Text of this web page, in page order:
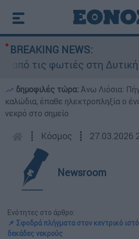
BREAKING NEWS:
φωτιές στη Δυτική
δημοφιλές τώρα: Άνω Λιόσια:
καλώδια, έπαθε ηλεκτροπληξία ο
νεκρό στο σημείο
┋ Κόσμος ┋ 27.03.2026
Newsroom
Ενότητες στο άρθρο:
📌 Σφοδρά πλήγματα στον κεντρικό
δεκάδες νεκρούς